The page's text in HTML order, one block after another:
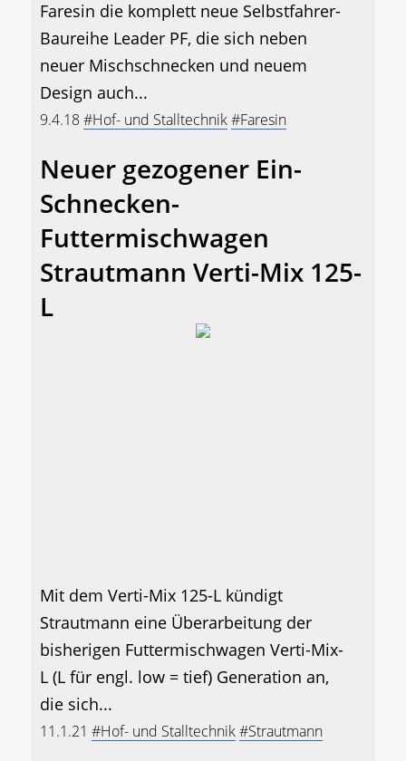
Faresin die komplett neue Selbstfahrer-
Baureihe Leader PF, die sich neben
neuer Mischschnecken und neuem
Design auch...
9.4.18#Hof- und Stalltechnik#Faresin
Neuer gezogener Ein-
Schnecken-
Futtermischwagen
Strautmann Verti-Mix 125-
L
Mit dem Verti-Mix 125-L kündigt
Strautmann eine Überarbeitung der
bisherigen Futtermischwagen Verti-Mix-
L (L für engl. low = tief) Generation an,
die sich...
11.1.21 #Hof- und Stalltechnik#Strautmann